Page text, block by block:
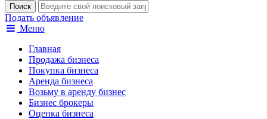
Подать объявление
Меню
Главная
Продажа бизнеса
Покупка бизнеса
Аренда бизнеса
Возьму в аренду бизнес
Бизнес брокеры
Оценка бизнеса